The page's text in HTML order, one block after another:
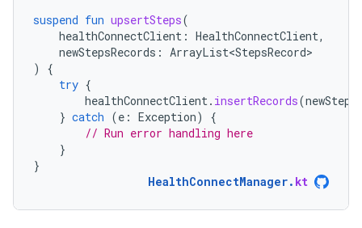
suspend fun upsertSteps(
healthConnectClient : HealthConnectClient,
newStepsRecords : ArrayList<StepsRecord>
)
{
try {
healthConnectClient. insertRecords(
} catch (e : Exception)
{
// Run error handling here
}
}
HealthConnectManager. kt